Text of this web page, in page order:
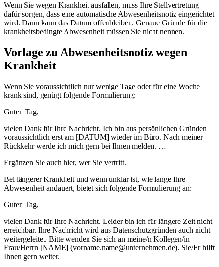
Wenn Sie wegen Krankheit ausfallen, muss Ihre Stellvertretung
dafür sorgen, dass eine automatische Abwesenheitsnotiz eingerichtet
wird. Dann kann das Datum offenbleiben. Genaue Gründe für die
krankheitsbedingte Abwesenheit müssen Sie nicht nennen.
Vorlage zu Abwesenheitsnotiz wegen
Krankheit
Wenn Sie voraussichtlich nur wenige Tage oder für eine Woche
krank sind, genügt folgende Formulierung:
Guten Tag,
vielen Dank für Ihre Nachricht. Ich bin aus persönlichen Gründen
voraussichtlich erst am [DATUM] wieder im Büro. Nach meiner
Rückkehr werde ich mich gern bei Ihnen melden. …
Ergänzen Sie auch hier, wer Sie vertritt.
Bei längerer Krankheit und wenn unklar ist, wie lange Ihre
Abwesenheit andauert, bietet sich folgende Formulierung an:
Guten Tag,
vielen Dank für Ihre Nachricht. Leider bin ich für längere Zeit nicht
erreichbar. Ihre Nachricht wird aus Datenschutzgründen auch nicht
weitergeleitet. Bitte wenden Sie sich an meine/n Kollegen/in
Frau/Herrn [NAME] (vorname.name@unternehmen.de). Sie/Er hilft
Ihnen gern weiter.